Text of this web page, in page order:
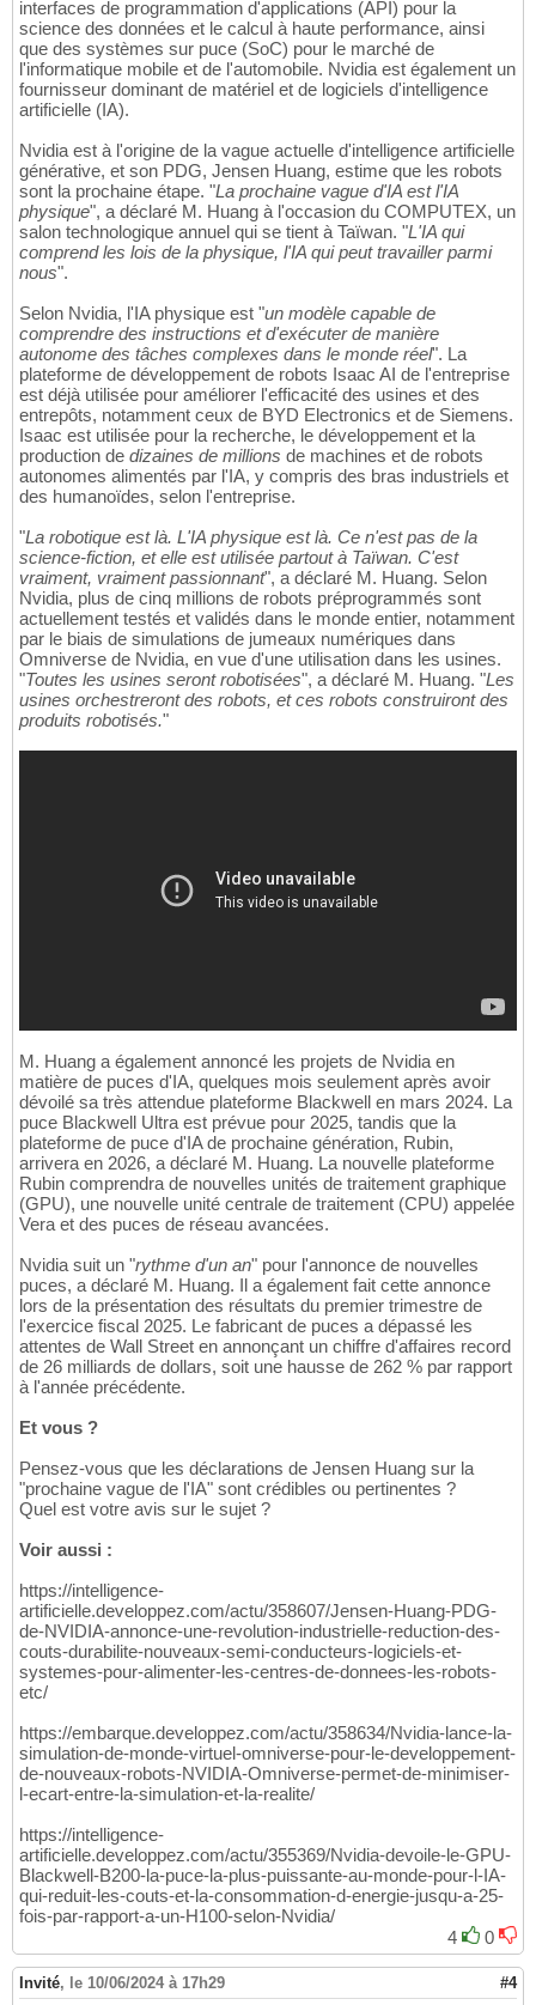
interfaces de programmation d'applications (API) pour la
science des données et le calcul à haute performance, ainsi
que des systèmes sur puce (SoC) pour le marché de
l'informatique mobile et de l'automobile. Nvidia est également un
fournisseur dominant de matériel et de logiciels d'intelligence
artificielle (IA).
Nvidia est à l'origine de la vague actuelle d'intelligence artificielle
générative, et son PDG, Jensen Huang, estime que les robots
sont la prochaine étape. "La prochaine vague d'IA est l'IA
physique", a déclaré M. Huang à l'occasion du COMPUTEX, un
salon technologique annuel qui se tient à Taïwan. "L'IA qui
comprend les lois de la physique, l'IA qui peut travailler parmi
nous".
Selon Nvidia, l'IA physique est "un modèle capable de
comprendre des instructions et d'exécuter de manière
autonome des tâches complexes dans le monde réel". La
plateforme de développement de robots Isaac AI de l'entreprise
est déjà utilisée pour améliorer l'efficacité des usines et des
entrepôts, notamment ceux de BYD Electronics et de Siemens.
Isaac est utilisée pour la recherche, le développement et la
production de dizaines de millions de machines et de robots
autonomes alimentés par l'IA, y compris des bras industriels et
des humanoïdes, selon l'entreprise.
"La robotique est là. L'IA physique est là. Ce n'est pas de la
science-fiction, et elle est utilisée partout à Taïwan. C'est
vraiment, vraiment passionnant", a déclaré M. Huang. Selon
Nvidia, plus de cinq millions de robots préprogrammés sont
actuellement testés et validés dans le monde entier, notamment
par le biais de simulations de jumeaux numériques dans
Omniverse de Nvidia, en vue d'une utilisation dans les usines.
"Toutes les usines seront robotisées", a déclaré M. Huang. "Les
usines orchestreront des robots, et ces robots construiront des
produits robotisés."
M. Huang a également annoncé les projets de Nvidia en
matière de puces d'IA, quelques mois seulement après avoir
dévoilé sa très attendue plateforme Blackwell en mars 2024. La
puce Blackwell Ultra est prévue pour 2025, tandis que la
plateforme de puce d'IA de prochaine génération, Rubin,
arrivera en 2026, a déclaré M. Huang. La nouvelle plateforme
Rubin comprendra de nouvelles unités de traitement graphique
(GPU), une nouvelle unité centrale de traitement (CPU) appelée
Vera et des puces de réseau avancées.
Nvidia suit un "rythme d'un an" pour l'annonce de nouvelles
puces, a déclaré M. Huang. Il a également fait cette annonce
lors de la présentation des résultats du premier trimestre de
l'exercice fiscal 2025. Le fabricant de puces a dépassé les
attentes de Wall Street en annonçant un chiffre d'affaires record
de 26 milliards de dollars, soit une hausse de 262 % par rapport
à l'année précédente.
Et vous ?
Pensez-vous que les déclarations de Jensen Huang sur la
"prochaine vague de l'IA" sont crédibles ou pertinentes ?
Quel est votre avis sur le sujet ?
Voir aussi :
https://intelligence-
artificielle.developpez.com/actu/358607/Jensen-Huang-PDG-
de-NVIDIA-annonce-une-revolution-industrielle-reduction-des-
couts-durabilite-nouveaux-semi-conducteurs-logiciels-et-
systemes-pour-alimenter-les-centres-de-donnees-les-robots-
etc/
https://embarque.developpez.com/actu/358634/Nvidia-lance-la-
simulation-de-monde-virtuel-omniverse-pour-le-developpement-
de-nouveaux-robots-NVIDIA-Omniverse-permet-de-minimiser-
l-ecart-entre-la-simulation-et-la-realite/
https://intelligence-
artificielle.developpez.com/actu/355369/Nvidia-devoile-le-GPU-
Blackwell-B200-la-puce-la-plus-puissante-au-monde-pour-l-IA-
qui-reduit-les-couts-et-la-consommation-d-energie-jusqu-a-25-
fois-par-rapport-a-un-H100-selon-Nvidia/
4
0
Invité, le 10/06/2024 à 17h29 #4